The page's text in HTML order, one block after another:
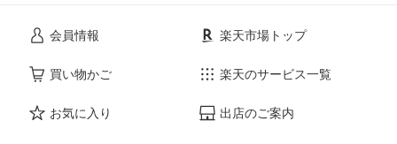
会員情報
買い物かご
お気に入り
楽天市場トップ
楽天のサービス一覧
出店のご案内